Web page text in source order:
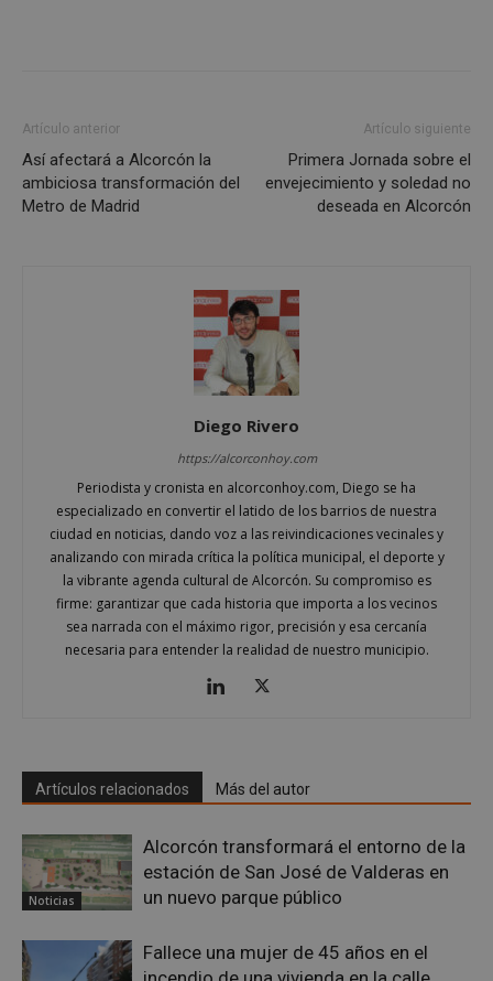
Artículo anterior
Así afectará a Alcorcón la
ambiciosa transformación del
Metro de Madrid
Artículo siguiente
Primera Jornada sobre el
envejecimiento y soledad no
deseada en Alcorcón
Diego Rivero
https://alcorconhoy.com
Periodista y cronista en alcorconhoy.com, Diego se ha
especializado en convertir el latido de los barrios de nuestra
ciudad en noticias, dando voz a las reivindicaciones vecinales y
analizando con mirada crítica la política municipal, el deporte y
la vibrante agenda cultural de Alcorcón. Su compromiso es
firme: garantizar que cada historia que importa a los vecinos
sea narrada con el máximo rigor, precisión y esa cercanía
necesaria para entender la realidad de nuestro municipio.
Artículos relacionados Más del autor
Noticias
Alcorcón transformará el entorno de la
estación de San José de Valderas en
un nuevo parque público
Fallece una mujer de 45 años en el
Inc.
embed.bsky.app
VISITOR_PRIVACY_METADATA
YouTube
.youtube.com
5 meses 4
Google
Privacy Policy